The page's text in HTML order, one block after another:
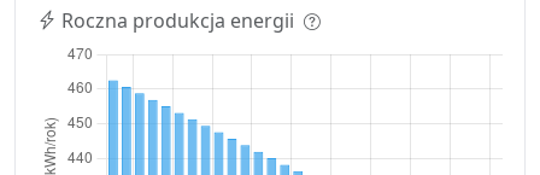
Roczna produkcja energii